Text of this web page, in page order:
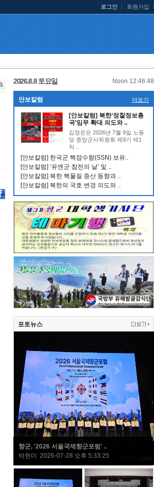
로그인 회원가입
2026.8.8 토요일 Noon 12:46:49
안보칼럼 더보기
[안보칼럼] 북한‘정찰정보총
국’임무 확대 의도와 ..
김정은은 2026년 7월 9일 노동
당 중앙군사위원회 제9기 제1
차 ..
[안보칼럼] 한국군 핵잠수함(SSN) 보유..
[안보칼럼] ‘유엔군 참전의 날’ 및 ..
[안보칼럼] 북한 핵물질 증산 동향과 ..
[안보칼럼] 북한의 국호 변경 의도와 ..
포토뉴스
향군, '2026 서울국제향군포럼' ..
박현미 2026-07-28 오후 5:33:25